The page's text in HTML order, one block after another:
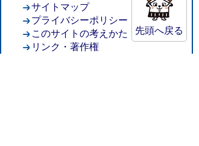
先頭へ戻る
サイトマップ
プライバシーポリシー
このサイトの考えかた
リンク・著作権